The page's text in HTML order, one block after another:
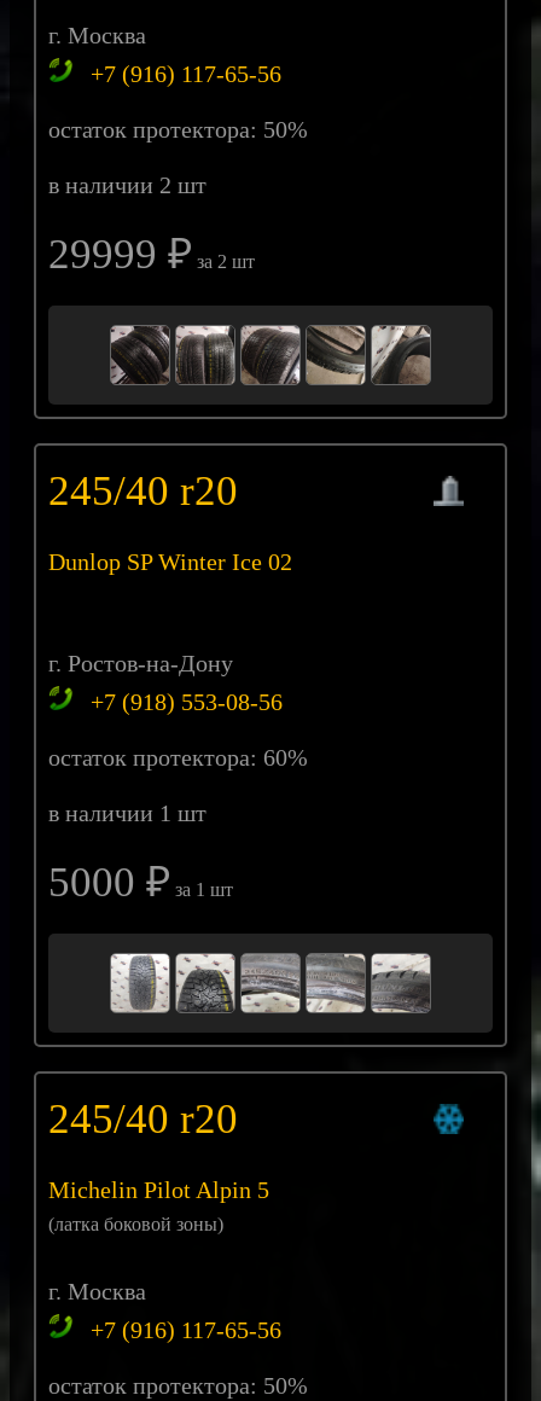
г. Москва
+7 (916) 117-65-56
остаток протектора: 50%
в наличии 2 шт
29999 ₽ за 2 шт
245/40 r20
Dunlop SP Winter Ice 02
г. Ростов-на-Дону
+7 (918) 553-08-56
остаток протектора: 60%
в наличии 1 шт
5000 ₽ за 1 шт
245/40 r20
Michelin Pilot Alpin 5
(латка боковой зоны)
г. Москва
+7 (916) 117-65-56
остаток протектора: 50%